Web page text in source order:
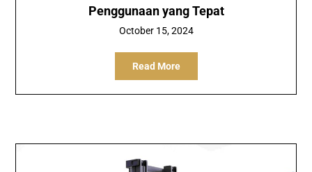
Penggunaan yang Tepat
October 15, 2024
Read More